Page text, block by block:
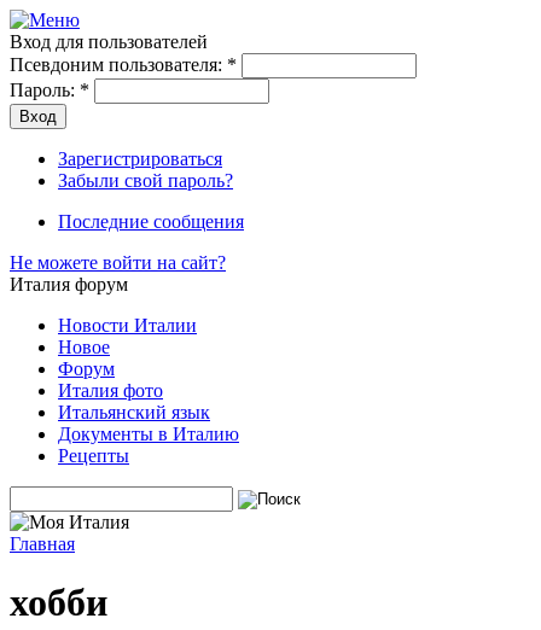
Вход для пользователей
Псевдоним пользователя: *
Пароль: *
Зарегистрироваться
Забыли свой пароль?
Последние сообщения
Не можете войти на сайт?
Италия форум
Новости Италии
Новое
Форум
Италия фото
Итальянский язык
Документы в Италию
Рецепты
Главная
хобби